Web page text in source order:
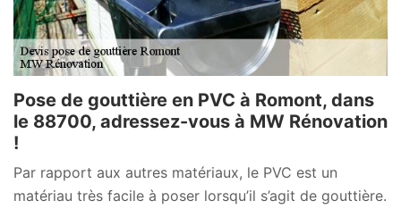
Pose de gouttière en PVC à Romont, dans
le 88700, adressez-vous à MW Rénovation
!
Par rapport aux autres matériaux, le PVC est un
matériau très facile à poser lorsqu’il s’agit de gouttière.